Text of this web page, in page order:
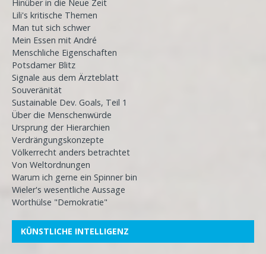
Hinüber in die Neue Zeit
Lili's kritische Themen
Man tut sich schwer
Mein Essen mit André
Menschliche Eigenschaften
Potsdamer Blitz
Signale aus dem Ärzteblatt
Souveränität
Sustainable Dev. Goals, Teil 1
Über die Menschenwürde
Ursprung der Hierarchien
Verdrängungskonzepte
Völkerrecht anders betrachtet
Von Weltordnungen
Warum ich gerne ein Spinner bin
Wieler's wesentliche Aussage
Worthülse "Demokratie"
KÜNSTLICHE INTELLIGENZ